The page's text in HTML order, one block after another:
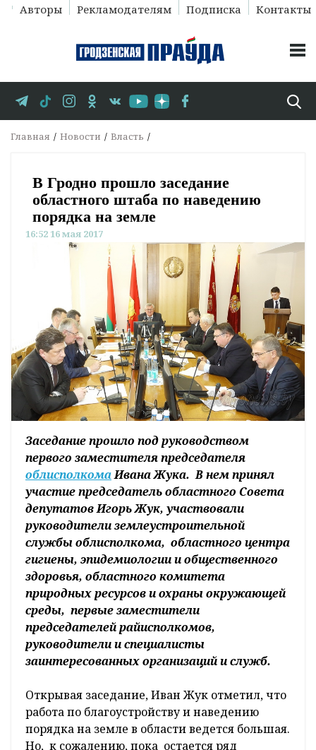
Авторы Рекламодателям Подписка Контакты
Главная Новости Власть
В Гродно прошло заседание
областного штаба по наведению
порядка на земле
16:52 16 мая 2017
Заседание прошло под руководством
первого заместителя председателя
облисполкомаИвана Жука. В нем принял
участие председатель областного Совета
депутатов Игорь Жук, участвовали
руководители землеустроительной
службы облисполкома, областного центра
гигиены, эпидемиологии и общественного
здоровья, областного комитета
природных ресурсов и охраны окружающей
среды, первые заместители
председателей райисполкомов,
руководители и специалисты
заинтересованных организаций и служб.
Открывая заседание, Иван Жук отметил, что
работа по благоустройству и наведению
порядка на земле в области ведется большая.
Но, к сожалению, пока остается ряд